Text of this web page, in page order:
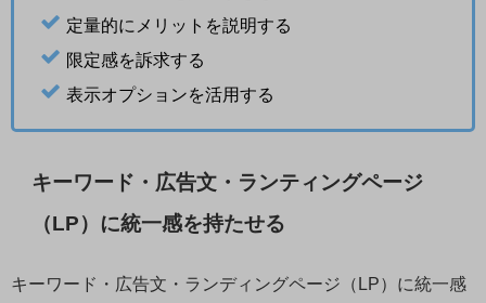
定量的にメリットを説明する
限定感を訴求する
表示オプションを活用する
キーワード・広告文・ランティングページ
（LP）に統一感を持たせる
キーワード・広告文・ランディングページ（LP）に統一感